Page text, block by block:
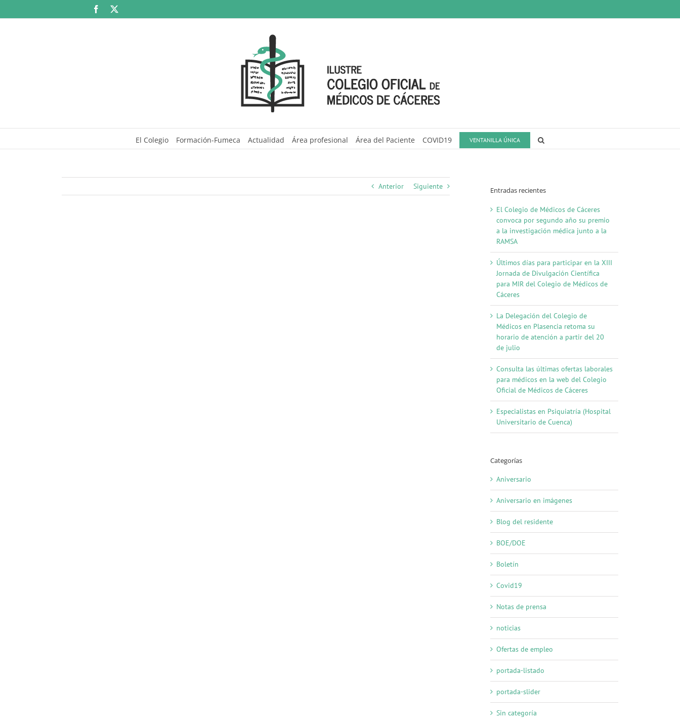
Facebook
El Colegio Formación-Fumeca Actualidad Área profesional Área del Paciente COVID19 VENTANILLA ÚNICA
Anterior Siguiente Entradas recientes
El Colegio de Médicos de Cáceres
convoca por segundo año su premio
a la investigación médica junto a la
RAMSA
Últimos días para participar en la XIII
Jornada de Divulgación Científica
para MIR del Colegio de Médicos de
Cáceres
La Delegación del Colegio de
Médicos en Plasencia retoma su
horario de atención a partir del 20
de julio
Consulta las últimas ofertas laborales
para médicos en la web del Colegio
Oficial de Médicos de Cáceres
Especialistas en Psiquiatría (Hospital
Universitario de Cuenca)
Categorías
Aniversario
Aniversario en imágenes
Blog del residente
BOE/DOE
Boletín
Covid19
Notas de prensa
noticias
Ofertas de empleo
portada-listado
portada-slider
Sin categoría